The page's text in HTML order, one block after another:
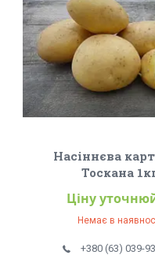
Насіннєва
Тоскана
Ціну
Немає в
+380 (63) 039-